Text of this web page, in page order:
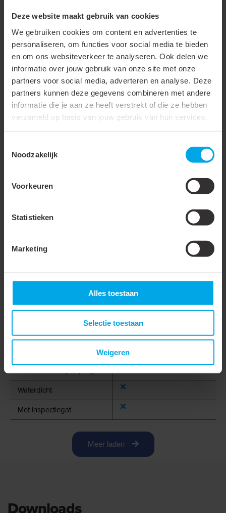
Deze website maakt gebruik van cookies
We gebruiken cookies om content en advertenties te
personaliseren, om functies voor social media te bieden
en om ons websiteverkeer te analyseren. Ook delen we
informatie over jouw gebruik van onze site met onze
partners voor social media, adverteren en analyse. Deze
partners kunnen deze gegevens combineren met andere
informatie die je aan ze heeft verstrekt of die ze hebben
verzameld op basis van jouw gebruik van hun services.
Noodzakelijk
Voorkeuren
Statistieken
Marketing
Alles toestaan
Selectie toestaan
Weigeren
temperaturen (tot 650 °C)
Geschikt voor lakdraad
Geschikt voor ronde
geleider
Geschikt voor vlakke
geleider
Verbindingswijze
verbindingen
13.2 mm
DIN-norm
DIN 40300
binnenbus / super pidg
Waterdicht
Met inspectiegat
Meer laden
Downloads